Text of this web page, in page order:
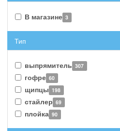
В магазине 3
Тип
выпрямитель 307
гофре 60
щипцы 198
стайлер 69
плойка 90